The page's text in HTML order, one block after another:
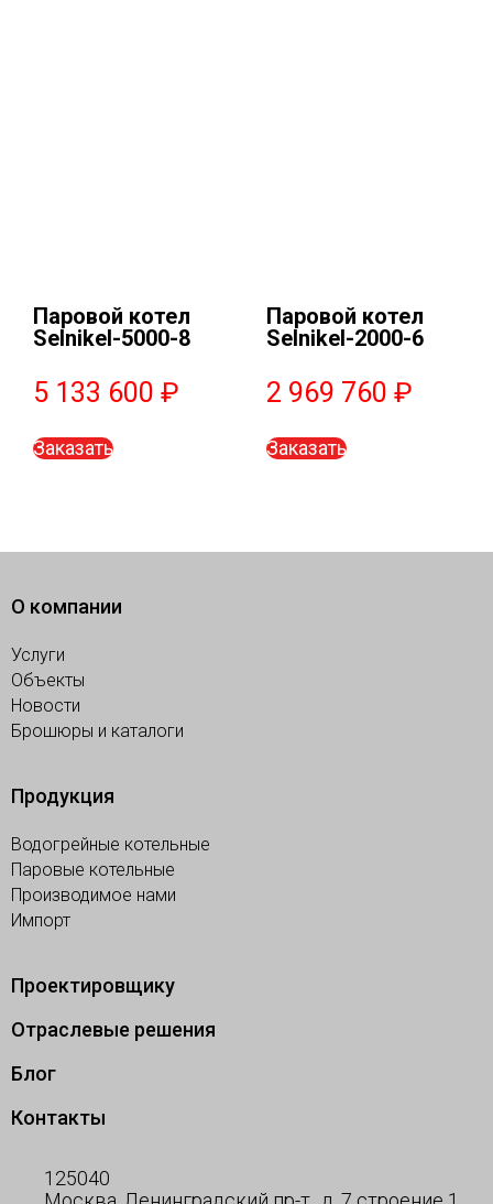
Паровой котел
Selnikel-5000-8
5 133 600 ₽
Заказать
Паровой котел
Selnikel-2000-6
2 969 760₽
Заказать
О компании
Услуги
Объекты
Новости
Брошюры и каталоги
Продукция
Водогрейные котельные
Паровые котельные
Производимое нами
Импорт
Проектировщику
Отраслевые решения
Блог
Контакты
125040